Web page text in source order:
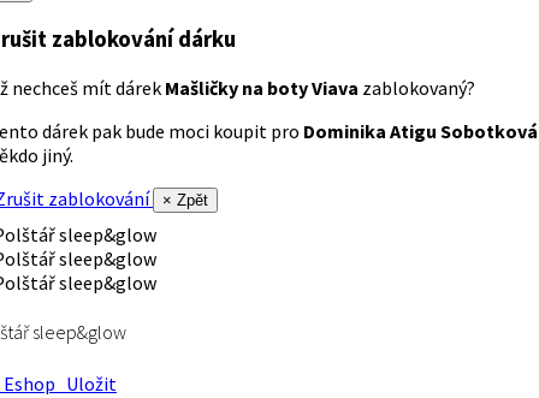
zablokování dárku
nechceš mít dárek Mašličky na boty Viava zablokovaný?
dárek pak bude moci koupit pro Dominika Atigu Sobotková
jiný.
zablokování
× Zpět
sleep&glow
Uložit